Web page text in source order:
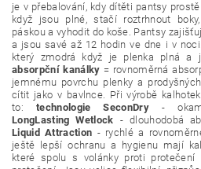
je v přebalování, kdy dítěti pantsy
když jsou plné, stačí roztrhnout
páskou a vyhodit do koše. Pantsy
a jsou savé až 12 hodin ve dne i v
který zmodrá když je plenka plná
absorpční kanálky = rovnoměrná
jemnému povrchu plenky a
cítit jako v bavlnce. Při výrobě
to: technologie SeconDry -
LongLasting Wetlock - dlouhodobá
Liquid Attraction - rychlé a
ještě lepší ochranu a hygienu mají
které spolu s volánky proti protečení